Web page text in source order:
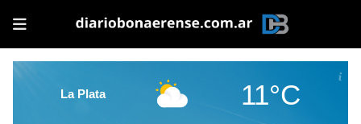
La Plata 11°C